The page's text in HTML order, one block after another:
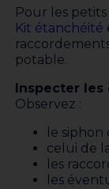
Pour les
Kit étanchéité
potable.
Inspecter
Observez :
le siphon
celui de
les
les